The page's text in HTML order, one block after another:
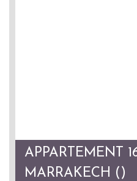
APPARTEMENT
MARRAKECH ()